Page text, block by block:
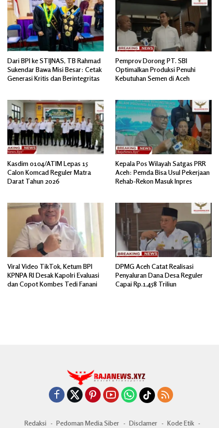
Dari BPI ke STIJNAS, TB Rahmad
Sukendar Bawa Misi Besar: Cetak
Generasi Kritis dan Berintegritas
Pemprov Dorong PT. SBI
Optimalkan Produksi Penuhi
Kebutuhan Semen di Aceh
Kasdim 0104/ATIM Lepas 15
Calon Komcad Reguler Matra
Darat Tahun 2026
Kepala Pos Wilayah Satgas PRR
Aceh: Pemda Bisa Usul Pekerjaan
Rehab-Rekon Masuk Inpres
Viral Video TikTok, Ketum BPI
KPNPA RI Desak Kapolri Evaluasi
dan Copot Kombes Tedi Fanani
DPMG Aceh Catat Realisasi
Penyaluran Dana Desa Reguler
Capai Rp.1,458 Triliun
Redaksi Pedoman Media Siber Disclamer Kode Etik